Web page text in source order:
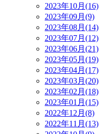
2023年10月(16)
2023年09月(9)
2023年08月(14)
2023年07月(12)
2023年06月(21)
2023年05月(19)
2023年04月(17)
2023年03月(20)
2023年02月(18)
2023年01月(15)
2022年12月(8)
2022年11月(13)